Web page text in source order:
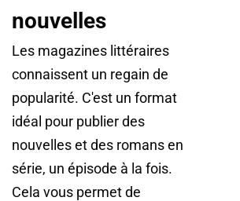
nouvelles
Les magazines littéraires
connaissent un regain de
popularité. C'est un format
idéal pour publier des
nouvelles et des romans en
série, un épisode à la fois.
Cela vous permet de